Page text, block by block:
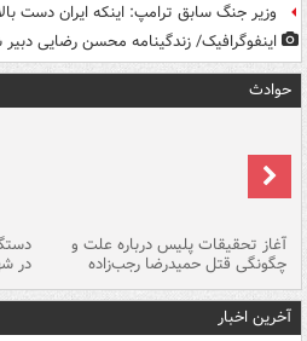
وزیر جنگ سابق ترامپ: اینکه ایران دست
اینفوگرافیک/ زندگینامه محسن رضایی
حوادث
آغاز تحقیقات پلیس درباره علت و
چگونگی قتل حمیدرضا رجب‌زاده در
آخرین اخبار